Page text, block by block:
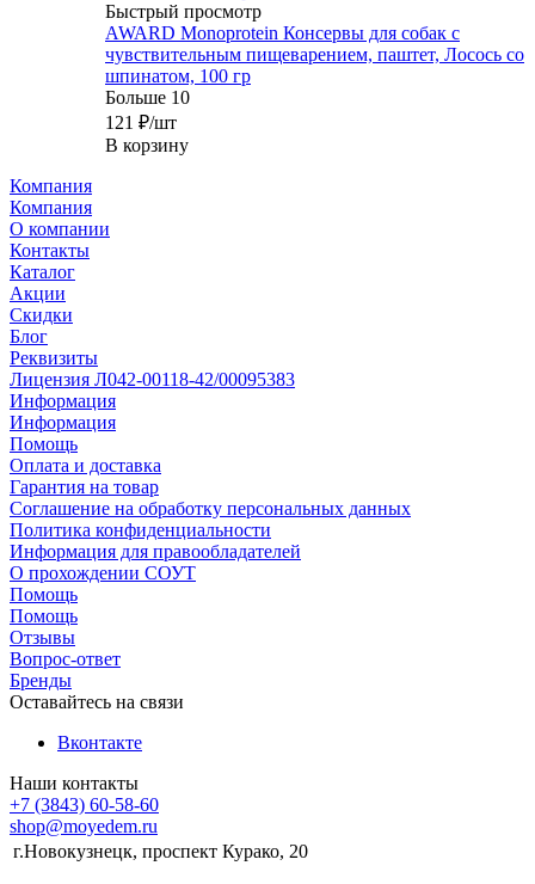
Быстрый просмотр
AWARD Monoprotein Консервы для собак с
чувствительным пищеварением, паштет, Лосось со
шпинатом, 100 гр
Больше 10
121 ₽/шт
В корзину
Компания
Компания
О компании
Контакты
Каталог
Акции
Скидки
Блог
Реквизиты
Лицензия Л042-00118-42/00095383
Информация
Информация
Помощь
Оплата и доставка
Гарантия на товар
Соглашение на обработку персональных данных
Политика конфиденциальности
Информация для правообладателей
О прохождении СОУТ
Помощь
Помощь
Отзывы
Вопрос-ответ
Бренды
Оставайтесь на связи
Вконтакте
Наши контакты
+7 (3843) 60-58-60
shop@moyedem.ru
г.Новокузнецк, проспект Курако, 20